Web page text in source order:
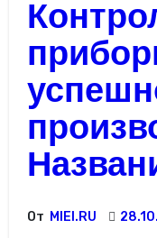
От MIEI.RU